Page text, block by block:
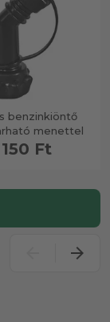
benzinkiöntő
menettel
150 Ft